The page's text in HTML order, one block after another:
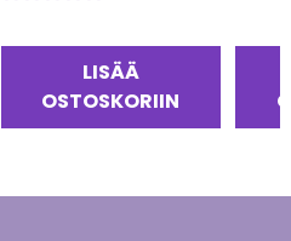
LISÄÄ
OSTOSKORIIN